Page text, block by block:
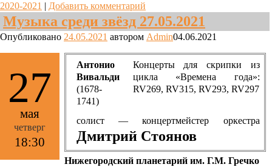
2020-2021
Добавить комментарий
Музыка среди звёзд 27.05.2021
Опубликовано 24.05.2021 автором Admin04.06.2021
27
мая
четверг
18:30
Антонио
Вивальди
(1678-
1741)
Концерты для скрипки из
цикла «Времена года»:
RV269, RV315, RV293, RV297
солист — концертмейстер оркестра
Дмитрий Стоянов
Нижегородский планетарий им. Г.М. Гречко